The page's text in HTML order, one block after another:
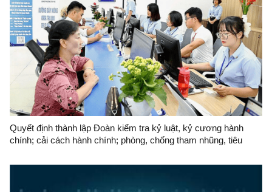
Quyết định thành lập Đoàn kiểm tra kỷ luật, kỷ cương hành
chính; cải cách hành chính; phòng, chống tham nhũng, tiêu
Văn phòng UBND tỉnh năm 2026